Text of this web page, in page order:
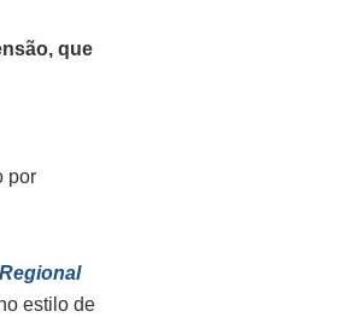
que
por
estilo de